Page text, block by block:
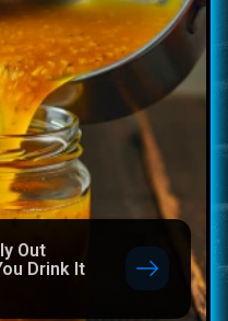
Out
Drink It